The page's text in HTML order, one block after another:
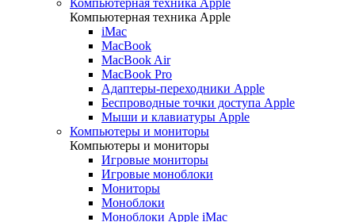
Компьютерная техника Apple
Компьютерная техника Apple
iMac
MacBook
MacBook Air
MacBook Pro
Адаптеры-переходники Apple
Беспроводные точки доступа Apple
Мыши и клавиатуры Apple
Компьютеры и мониторы
Компьютеры и мониторы
Игровые мониторы
Игровые моноблоки
Мониторы
Моноблоки
Моноблоки Apple iMac